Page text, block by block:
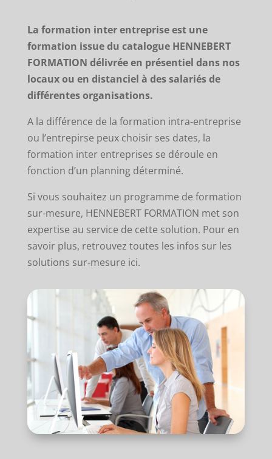
La formation inter entreprise est une
formation issue du catalogue HENNEBERT
FORMATION délivrée en présentiel dans nos
locaux ou en distanciel à des salariés de
différentes organisations.
A la différence de la formation intra-entreprise
ou l’entrepirse peux choisir ses dates, la
formation inter entreprises se déroule en
fonction d’un planning déterminé.
Si vous souhaitez un programme de formation
sur-mesure, HENNEBERT FORMATION met son
expertise au service de cette solution. Pour en
savoir plus, retrouvez toutes les infos sur les
solutions sur-mesure ici.